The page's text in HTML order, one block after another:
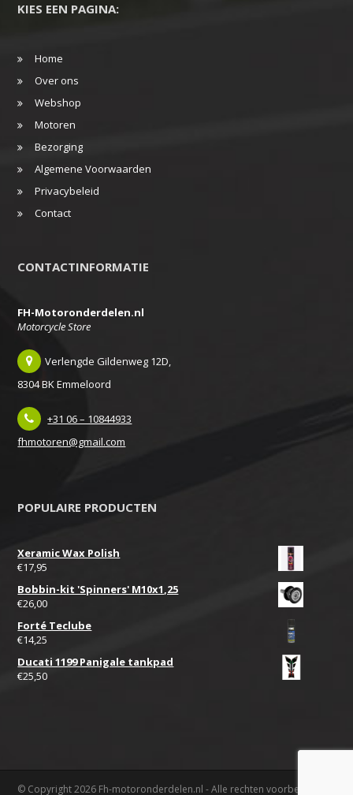
KIES EEN PAGINA:
Home
Over ons
Webshop
Motoren
Bezorging
Algemene Voorwaarden
Privacybeleid
Contact
CONTACTINFORMATIE
FH-Motoronderdelen.nl
Motorcycle Store
Verlengde Gildenweg 12D,
8304 BK Emmeloord
+31 06 – 10844933
fhmotoren@gmail.com
POPULAIRE PRODUCTEN
Xeramic Wax Polish
€17,95
Bobbin-kit 'Spinners' M10x1,25
€26,00
Forté Teclube
€14,25
Ducati 1199 Panigale tankpad
€25,50
© Copyright 2026 Fh-motoronderdelen.nl - Alle rechten voorbehouden.